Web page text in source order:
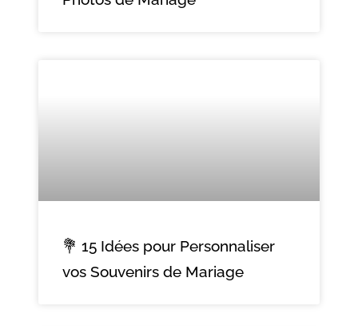
💐 15 Idées pour Personnaliser
vos Souvenirs de Mariage